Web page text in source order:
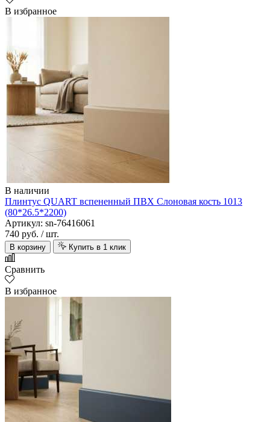
В избранное
В наличии
Плинтус QUART вспененный ПВХ Слоновая кость 1013
(80*26.5*2200)
Артикул: sn-76416061
740 руб. / шт.
В корзину Купить в 1 клик
Сравнить
В избранное